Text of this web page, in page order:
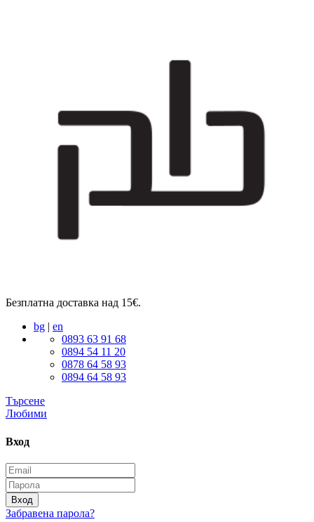
Безплатна доставка над 15€.
bg | en
0893 63 91 68
0894 54 11 20
0878 64 58 93
0894 64 58 93
Търсене
Любими
Вход
Вход
Забравена парола?